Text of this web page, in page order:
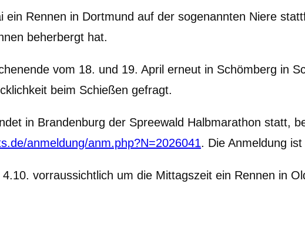
ein Rennen in Dortmund auf der sogenannten Niere
beherbergt hat.
vom 18. und 19. April erneut in Schömberg in
beim Schießen gefragt.
in Brandenburg der Spreewald Halbmarathon statt,
anmeldung/anm.php?N=2026041. Die Anmeldung
vorraussichtlich um die Mittagszeit ein Rennen in